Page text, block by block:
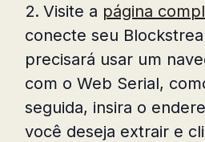
Visite a página
conecte seu
precisará usar um
com o Web Serial,
seguida, insira o
você deseja extrair e